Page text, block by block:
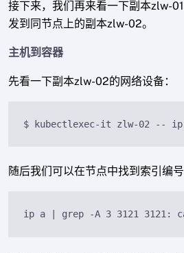
接下来，我们再来看一下副本zlw-
发到同节点上的副本zlw-02。
主机到容器
先看一下副本zlw-02的网络设备：
$ kubectlexec-it zlw-02 -- ip
随后我们可以在节点中找到索引编号
ip a | grep -A 3 3121 3121: